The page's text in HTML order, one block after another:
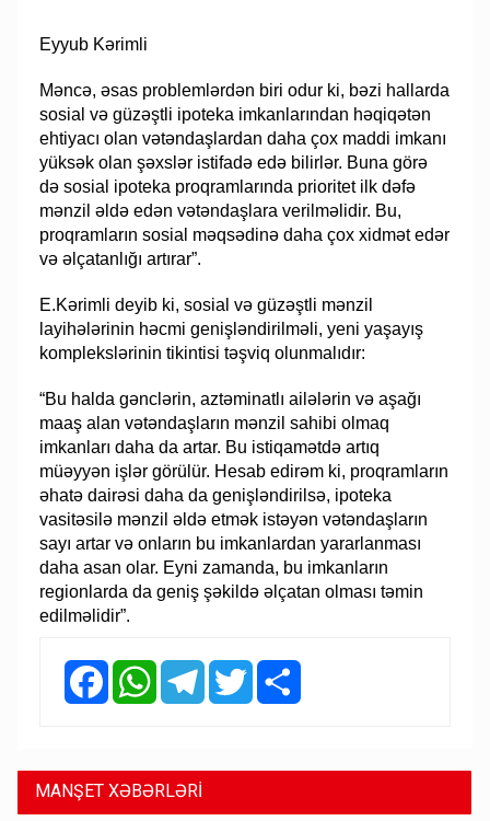
Eyyub Kərimli
Məncə, əsas problemlərdən biri odur ki, bəzi hallarda
sosial və güzəştli ipoteka imkanlarından həqiqətən
ehtiyacı olan vətəndaşlardan daha çox maddi imkanı
yüksək olan şəxslər istifadə edə bilirlər. Buna görə
də sosial ipoteka proqramlarında prioritet ilk dəfə
mənzil əldə edən vətəndaşlara verilməlidir. Bu,
proqramların sosial məqsədinə daha çox xidmət edər
və əlçatanlığı artırar”.
E.Kərimli deyib ki, sosial və güzəştli mənzil
layihələrinin həcmi genişləndirilməli, yeni yaşayış
komplekslərinin tikintisi təşviq olunmalıdır:
“Bu halda gənclərin, aztəminatlı ailələrin və aşağı
maaş alan vətəndaşların mənzil sahibi olmaq
imkanları daha da artar. Bu istiqamətdə artıq
müəyyən işlər görülür. Hesab edirəm ki, proqramların
əhatə dairəsi daha da genişləndirilsə, ipoteka
vasitəsilə mənzil əldə etmək istəyən vətəndaşların
sayı artar və onların bu imkanlardan yararlanması
daha asan olar. Eyni zamanda, bu imkanların
regionlarda da geniş şəkildə əlçatan olması təmin
edilməlidir”.
FacebookWhatsAppTelegramTwitter
MANŞET XƏBƏRLƏRİ